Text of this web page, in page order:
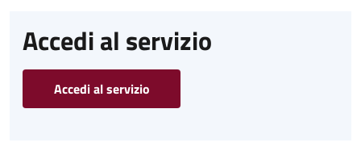
Accedi al servizio
Accedi al servizio